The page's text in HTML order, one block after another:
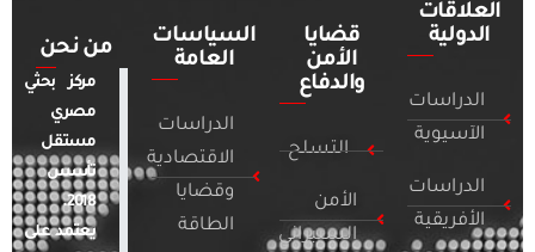
العلاقات
الدولية
الدراسات
الآسيوية
الدراسات
الأفريقية
قضايا
الأمن
والدفاع
التسلح
الأمن
السيبراني
السياسات
العامة
الدراسات
الاقتصادية
وقضايا
الطاقة
من نحن
مركز بحثي
مصري
مستقل
تأسس
2018.
يعتمد على